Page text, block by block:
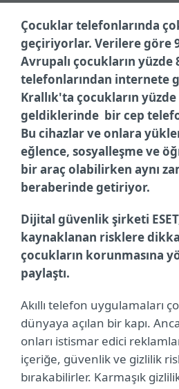
Çocuklar telefonlarında
geçiriyorlar. Verilere göre
Avrupalı çocukların yüzde
telefonlarından internete
Krallık'ta çocukların yüzde
geldiklerinde bir cep
Bu cihazlar ve onlara
eğlence, sosyalleşme ve
bir araç olabilirken aynı
beraberinde getiriyor.
Dijital güvenlik şirketi
kaynaklanan risklere
çocukların korunmasına
paylaştı.
Akıllı telefon uygulamaları
dünyaya açılan bir kapı.
onları istismar edici
içeriğe, güvenlik ve gizlilik
bırakabilirler. Karmaşık